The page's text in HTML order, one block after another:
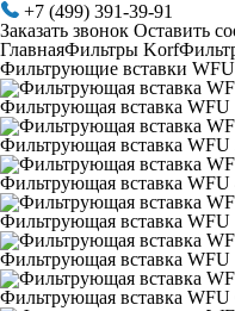
+7 (499) 391-39-91
Заказать звонок Оставить
ГлавнаяФильтры Korf
Фильтрующие вставки WFU
Фильтрующая вставка WFU
Фильтрующая вставка WFU
Фильтрующая вставка WFU
Фильтрующая вставка WFU
Фильтрующая вставка WFU
Фильтрующая вставка WFU